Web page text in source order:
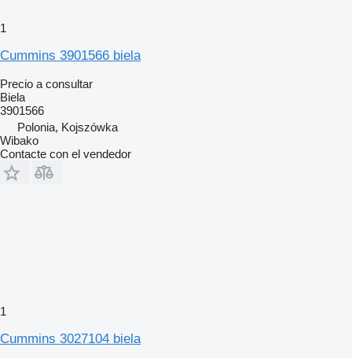
1
Cummins 3901566 biela
Precio a consultar
Biela
3901566
Polonia, Kojszówka
Wibako
Contacte con el vendedor
1
Cummins 3027104 biela